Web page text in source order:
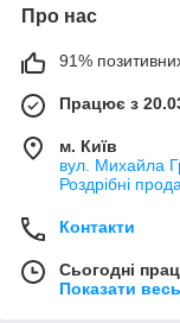
Про нас
91% позитивних
Працює з
м. Київ
вул. Михайла
Роздрібні
Контакти
Сьогодні
Показати